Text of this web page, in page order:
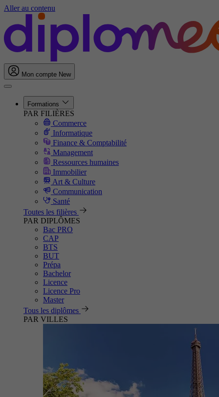
Aller au contenu
Mon compte New
Formations
PAR FILIÈRES
Commerce
Informatique
Finance & Comptabilité
Management
Ressources humaines
Immobilier
Art & Culture
Communication
Santé
Toutes les filières
PAR DIPLÔMES
Bac PRO
CAP
BTS
BUT
Prépa
Bachelor
Licence
Licence Pro
Master
Tous les diplômes
PAR VILLES